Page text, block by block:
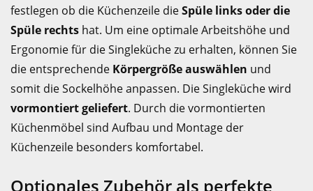
festlegen ob die Küchenzeile dieSpüle links oder die
Spüle rechts hat. Um eine optimale Arbeitshöhe und
Ergonomie für die Singleküche zu erhalten, können Sie
die entsprechende Körpergröße auswählen und
somit die Sockelhöhe anpassen. Die Singleküche wird
vormontiert geliefert. Durch die vormontierten
Küchenmöbel sind Aufbau und Montage der
Küchenzeile besonders komfortabel.
Optionales Zubehör als perfekte